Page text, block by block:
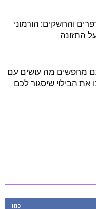
והחשקים: הורמוני
התזונה
מחפשים מה עושים עם
את הבילוי שיסגור לכם
כמו